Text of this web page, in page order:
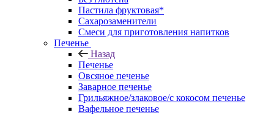
Пастила фруктовая*
Сахарозаменители
Смеси для приготовления напитков
Печенье
Назад
Печенье
Овсяное печенье
Заварное печенье
Грильяжное/злаковое/с кокосом печенье
Вафельное печенье